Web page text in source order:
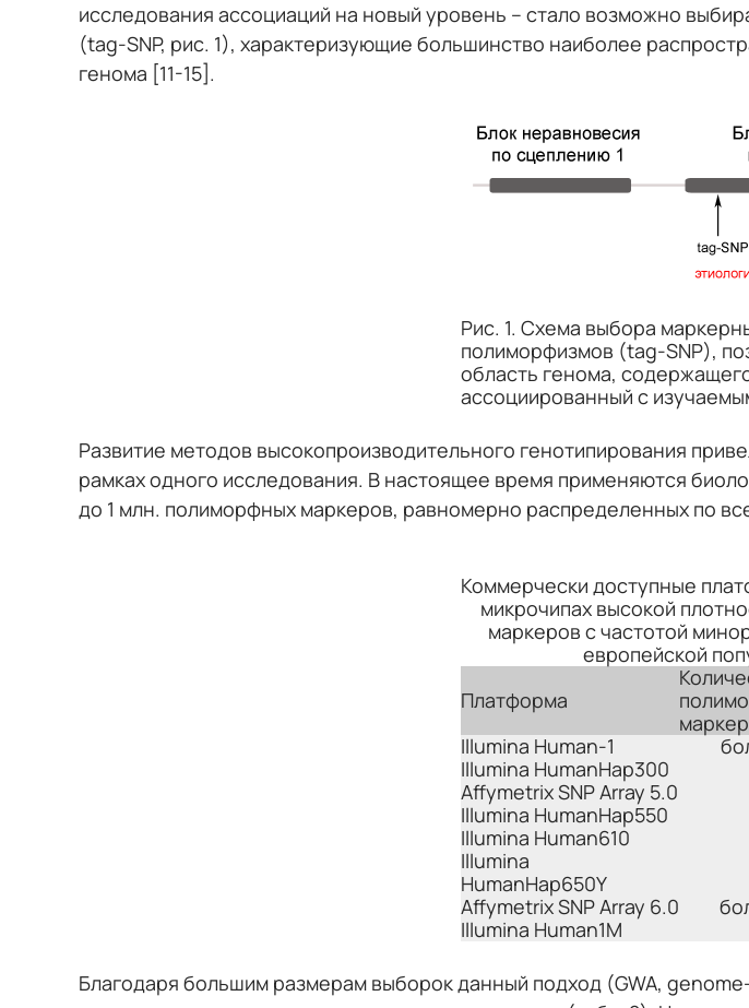
исследования ассоциаций на новый уровень – стало возможно
(tag-SNP, рис. 1), характеризующие большинство наиболее
генома [11-15].
Рис. 1. Схема выбора
полиморфизмов (tag-SNP),
область генома,
ассоциированный с
Развитие методов высокопроизводительного генотипирования
рамках одного исследования. В настоящее время применяются
до 1 млн. полиморфных маркеров, равномерно распределенных по
Коммерчески доступные
микрочипах высокой
маркеров с частотой
европейской
Платформа
Illumina Human-1
Illumina HumanHap300
Affymetrix SNP Array 5.0
Illumina HumanHap550
Illumina Human610
Illumina
HumanHap650Y
Affymetrix SNP Array 6.0
Illumina Human1M
Благодаря большим размерам выборок данный подход (GWA,